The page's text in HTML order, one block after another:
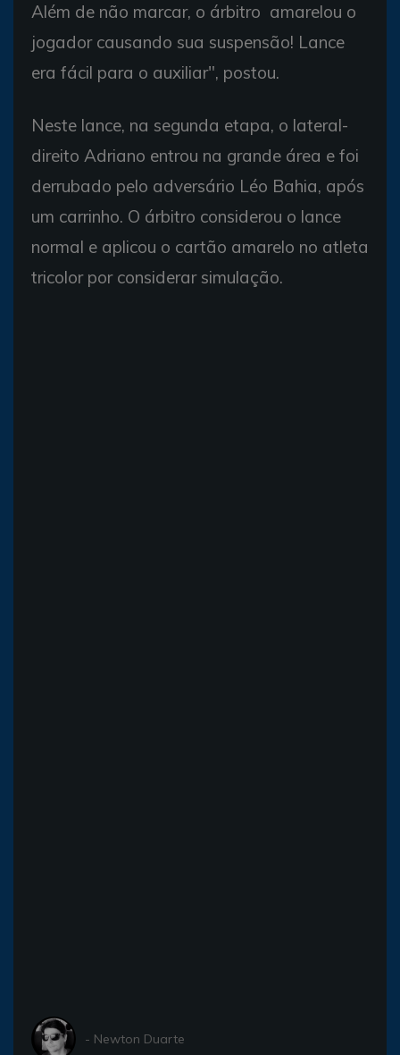
Além de não marcar, o árbitro amarelou o
jogador causando sua suspensão! Lance
era fácil para o auxiliar", postou.
Neste lance, na segunda etapa, o lateral-
direito Adriano entrou na grande área e foi
derrubado pelo adversário Léo Bahia, após
um carrinho. O árbitro considerou o lance
normal e aplicou o cartão amarelo no atleta
tricolor por considerar simulação.
- Newton Duarte